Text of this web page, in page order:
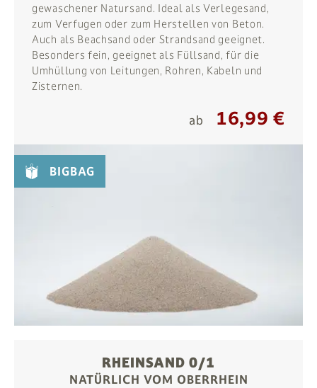
gewaschener Natursand. Ideal als Verlegesand,
zum Verfugen oder zum Herstellen von Beton.
Auch als Beachsand oder Strandsand geeignet.
Besonders fein, geeignet als Füllsand, für die
Umhüllung von Leitungen, Rohren, Kabeln und
Zisternen.
ab 16,99 €
BIGBAG
RHEINSAND 0/1
NATÜRLICH VOM OBERRHEIN